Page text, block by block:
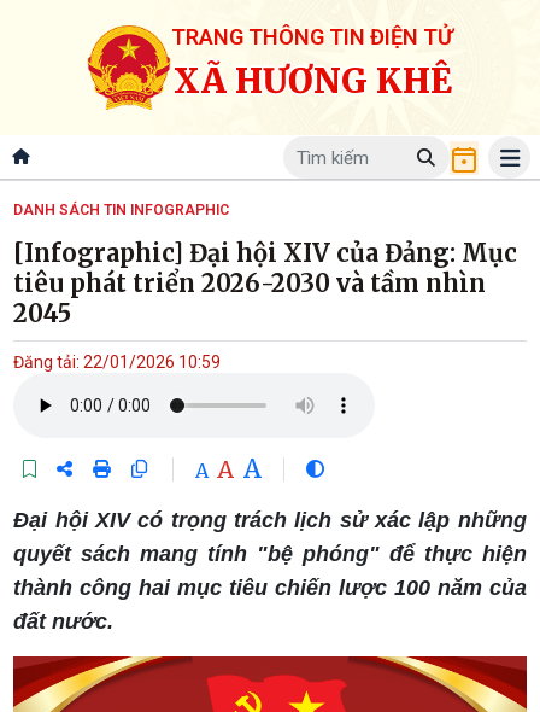
TRANG THÔNG TIN ĐIỆN TỬ
XÃ HƯƠNG KHÊ
DANH SÁCH TIN INFOGRAPHIC
[Infographic] Đại hội XIV của Đảng: Mục
tiêu phát triển 2026-2030 và tầm nhìn
2045
Đăng tải: 22/01/2026 10:59
A A A
Đại hội XIV có trọng trách lịch sử xác lập những
quyết sách mang tính "bệ phóng" để thực hiện
thành công hai mục tiêu chiến lược 100 năm của
đất nước.